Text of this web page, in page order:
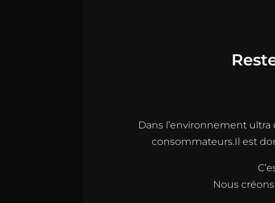
Dans l’environnement
consommateurs.Il est
Nous